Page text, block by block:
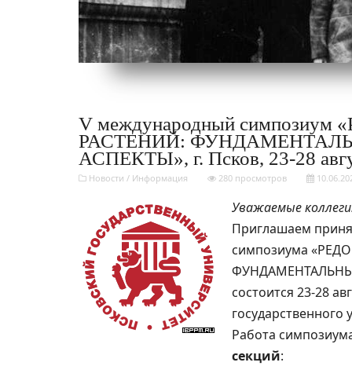
V международный
РАСТЕНИЙ:
АСПЕКТЫ», г. Псков, 23-28
Новости / Информация 280 просмотров
Уважаемые
Приглашаем
симпозиума
состоится 23-28
государственного
Работа
секций: